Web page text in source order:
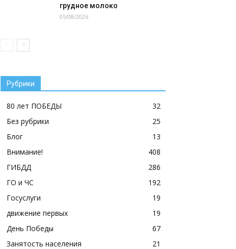
грудное молоко
05/08/2026
Рубрики
80 лет ПОБЕДЫ
32
Без рубрики
25
Блог
13
Внимание!
408
ГИБДД
286
ГО и ЧС
192
Госуслуги
19
движение первых
19
День Победы
67
Занятость населения
21